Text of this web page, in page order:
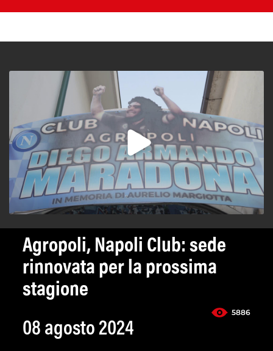
Agropoli, Napoli Club: sede
rinnovata per la prossima
stagione
5886
08 agosto 2024